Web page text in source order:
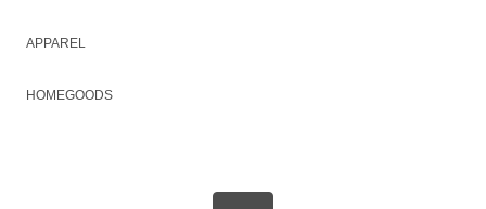
APPAREL
HOMEGOODS